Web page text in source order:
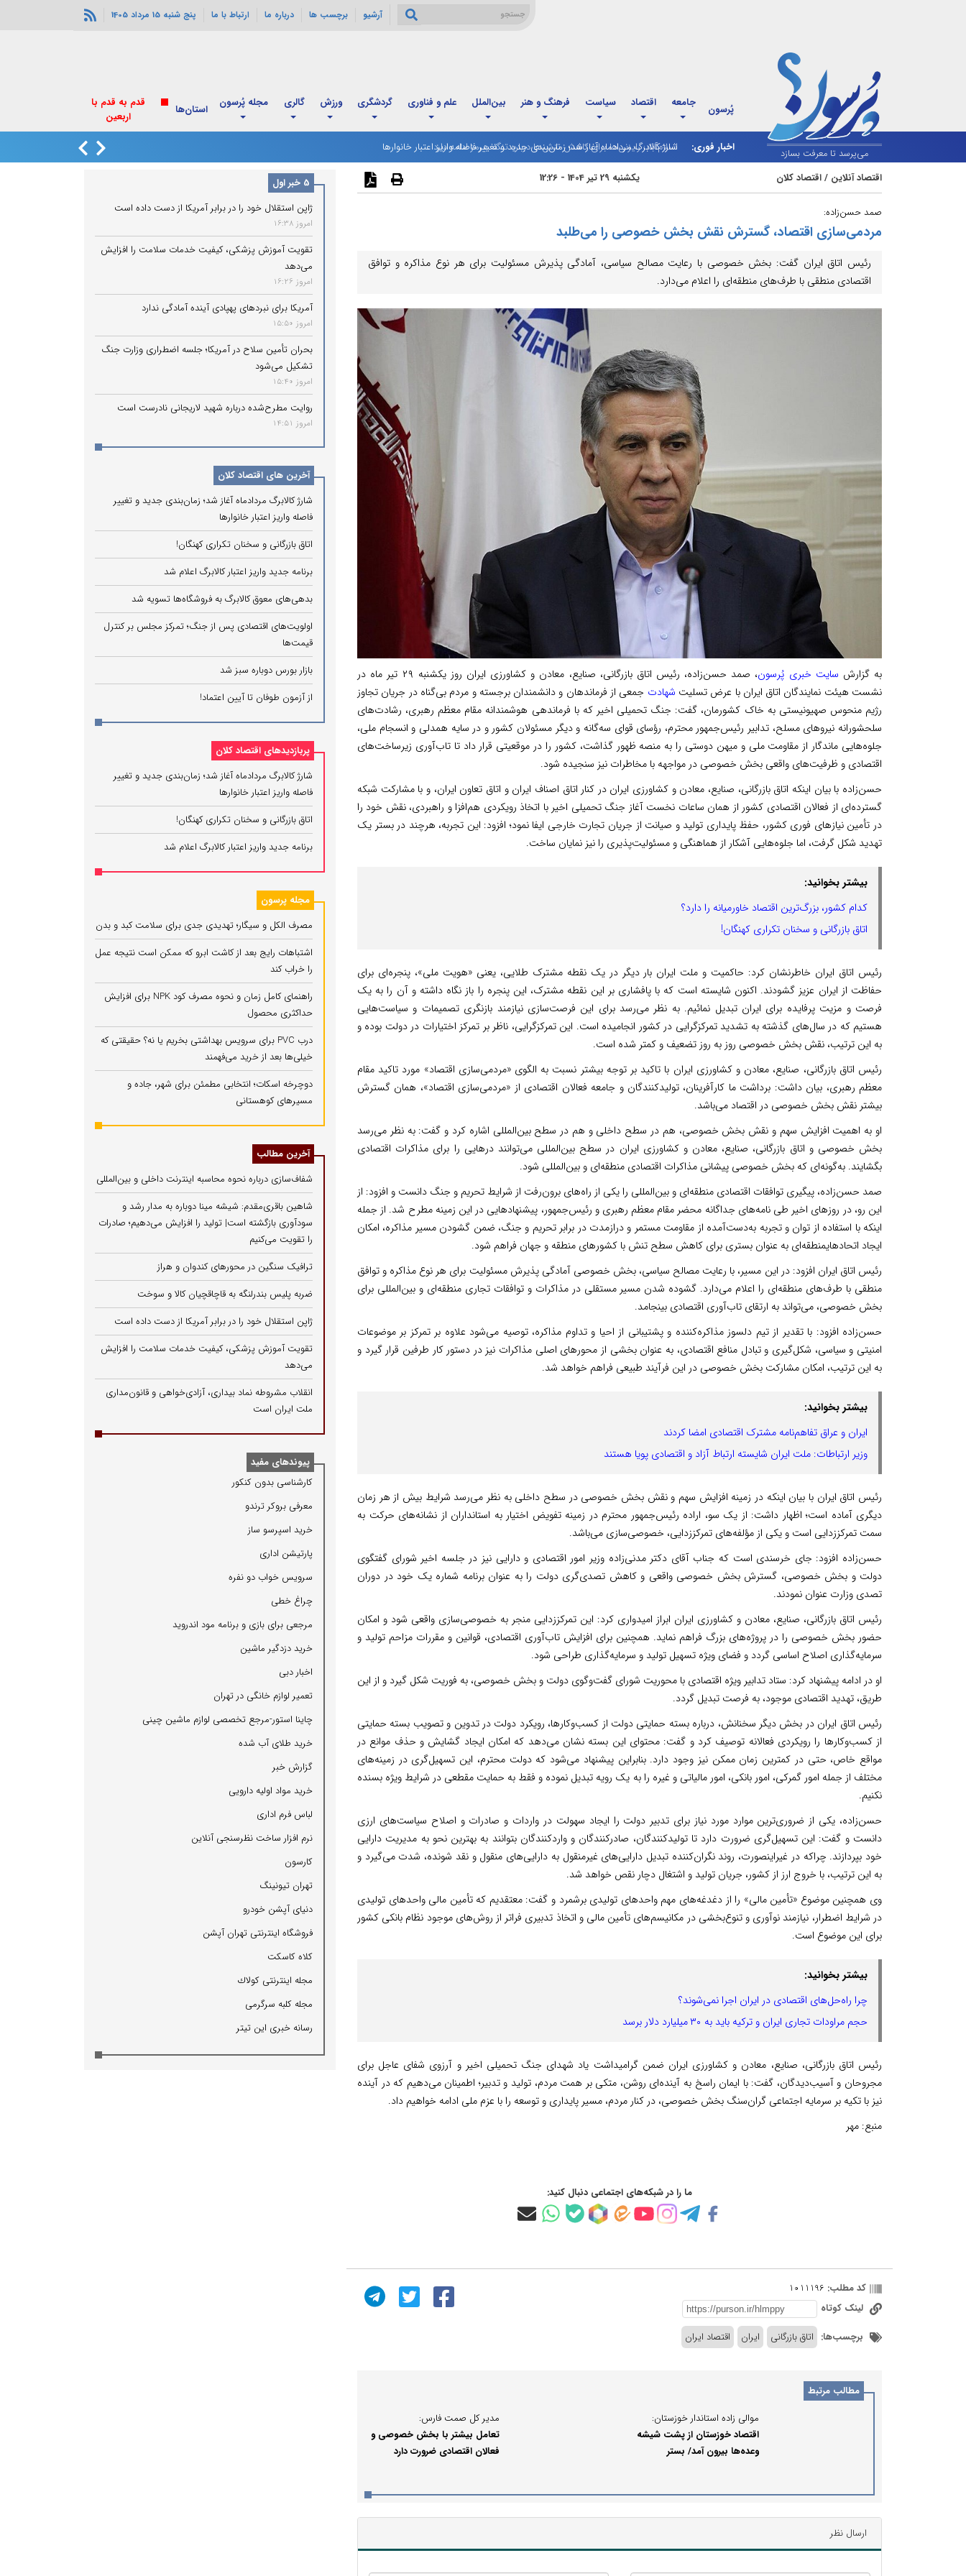
آرشیو برچسب ها درباره ما ارتباط با ما پنج شنبه 15 مرداد 1405
می‌پرسد تا معرفت بسازد
پُرسون جامعه اقتصاد سیاست فرهنگ و هنر بین‌الملل علم و فناوری گردشگری ورزش گالری مجله پُرسون استان‌ها
قدم به قدم با
اربعین
اخبار فوری:
شارژ کالابرگ مردادماه آغاز شد؛ زمان‌بندی جدید و تغییر فاصله واریز اعتبار خانوارها
اقتصاد آنلاین /اقتصاد کلان یکشنبه 29 تیر 1404 - 12:26
صمد حسن‌زاده:
مردمی‌سازی اقتصاد، گسترش نقش بخش خصوصی را می‌طلبد
رئیس اتاق ایران گفت: بخش خصوصی با رعایت مصالح سیاسی، آمادگی پذیرش مسئولیت برای هر نوع مذاکره و توافق
اقتصادی منطقی با طرف‌های منطقه‌ای را اعلام می‌دارد.
به گزارش سایت خبری پُرسون
، صمد حسن‌زاده، رئیس اتاق بازرگانی، صنایع، معادن و کشاورزی ایران روز یکشنبه ۲۹ تیر ماه در
نشست هیئت نمایندگان اتاق ایران با عرض تسلیت شهادت جمعی از فرماندهان و دانشمندان برجسته و مردم بی‌گناه در جریان تجاوز
رژیم منحوس صهیونیستی به خاک کشورمان، گفت: جنگ تحمیلی اخیر که با فرماندهی هوشمندانه مقام معظم رهبری، رشادت‌های
سلحشورانه نیروهای مسلح، تدابیر رئیس‌جمهور محترم، رؤسای قوای سه‌گانه و دیگر مسئولان کشور و در سایه همدلی و انسجام ملی،
جلوه‌هایی ماندگار از مقاومت ملی و میهن دوستی را به منصه ظهور گذاشت، کشور را در موقعیتی قرار داد تا تاب‌آوری زیرساخت‌های
اقتصادی و ظرفیت‌های واقعی بخش خصوصی در مواجهه با مخاطرات نیز سنجیده شود.
حسن‌زاده با بیان اینکه اتاق بازرگانی، صنایع، معادن و کشاورزی ایران در کنار اتاق اصناف ایران و اتاق تعاون ایران، و با مشارکت شبکه
گسترده‌ای از فعالان اقتصادی کشور از همان ساعات نخست آغاز جنگ تحمیلی اخیر با اتخاذ رویکردی هم‌افزا و راهبردی، نقش خود را
در تأمین نیازهای فوری کشور، حفظ پایداری تولید و صیانت از جریان تجارت خارجی ایفا نمود؛ افزود: این تجربه، هرچند در بستر یک
تهدید شکل گرفت، اما جلوه‌هایی آشکار از هماهنگی و مسئولیت‌پذیری را نیز نمایان ساخت.
بیشتر بخوانید:
کدام کشور، بزرگ‌ترین اقتصاد خاورمیانه را دارد؟
اتاق بازرگانی و سخنان تکراری کهنگان!
رئیس اتاق ایران خاطرنشان کرد: حاکمیت و ملت ایران بار دیگر در یک نقطه مشترک طلایی، یعنی «هویت ملی»، پنجره‌ای برای
حفاظت از ایران عزیز گشودند. اکنون شایسته است که با پافشاری بر این نقطه مشترک، این پنجره را باز نگاه داشته و آن را به یک
فرصت و مزیت پرفایده برای ایران تبدیل نمائیم. به نظر می‌رسد برای این فرصت‌سازی نیازمند بازنگری تصمیمات و سیاست‌هایی
هستیم که در سال‌های گذشته به تشدید تمرکزگرایی در کشور انجامیده است. این تمرکزگرایی، ناظر بر تمرکز اختیارات در دولت بوده و
به این ترتیب، نقش بخش خصوصی روز به روز تضعیف و کمتر شده است.
رئیس اتاق بازرگانی، صنایع، معادن و کشاورزی ایران با تاکید بر توجه بیشتر نسبت به الگوی «مردمی‌سازی اقتصاد» مورد تاکید مقام
معظم رهبری، بیان داشت: برداشت ما کارآفرینان، تولیدکنندگان و جامعه فعالان اقتصادی از «مردمی‌سازی اقتصاد»، همان گسترش
بیشتر نقش بخش خصوصی در اقتصاد می‌باشد.
او به اهمیت افزایش سهم و نقش بخش خصوصی، هم در سطح داخلی و هم در سطح بین‌المللی اشاره کرد و گفت: به نظر می‌رسد
بخش خصوصی و اتاق بازرگانی، صنایع، معادن و کشاورزی ایران در سطح بین‌المللی می‌توانند درهایی را برای مذاکرات اقتصادی
بگشایند. به‌گونه‌ای که بخش خصوصی پیشانی مذاکرات اقتصادی منطقه‌ای و بین‌المللی شود.
صمد حسن‌زاده، پیگیری توافقات اقتصادی منطقه‌ای و بین‌المللی را یکی از راه‌های برون‌رفت از شرایط تحریم و جنگ دانست و افزود: از
این رو، در روزهای اخیر طی نامه‌های جداگانه محضر مقام معظم رهبری و رئیس‌جمهور، پیشنهادهایی در این زمینه مطرح شد. از جمله
اینکه با استفاده از توان و تجربه به‌دست‌آمده از مقاومت مستمر و درازمدت در برابر تحریم و جنگ، ضمن گشودن مسیر مذاکره، امکان
ایجاد اتحادهایمنطقه‌ای به عنوان بستری برای کاهش سطح تنش با کشورهای منطقه و جهان فراهم شود.
رئیس اتاق ایران افزود: در این مسیر، با رعایت مصالح سیاسی، بخش خصوصی آمادگی پذیرش مسئولیت برای هر نوع مذاکره و توافق
منطقی با طرف‌های منطقه‌ای را اعلام می‌دارد. گشوده شدن مسیر مستقلی در مذاکرات و توافقات تجاری منطقه‌ای و بین‌المللی برای
بخش خصوصی، می‌تواند به ارتقای تاب‌آوری اقتصادی بینجامد.
حسن‌زاده افزود: با تقدیر از تیم دلسوز مذاکره‌کننده و پشتیبانی از احیا و تداوم مذاکره، توصیه می‌شود علاوه بر تمرکز بر موضوعات
امنیتی و سیاسی، شکل‌گیری و تبادل منافع اقتصادی، به عنوان بخشی از محورهای اصلی مذاکرات نیز در دستور کار طرفین قرار گیرد و
به این ترتیب، امکان مشارکت بخش خصوصی در این فرآیند طبیعی فراهم خواهد شد.
بیشتر بخوانید:
ایران و عراق تفاهم‌نامه مشترک اقتصادی امضا کردند
وزیر ارتباطات: ملت ایران شایسته ارتباط آزاد و اقتصادی پویا هستند
رئیس اتاق ایران با بیان اینکه در زمینه افزایش سهم و نقش بخش خصوصی در سطح داخلی به نظر می‌رسد شرایط بیش از هر زمان
دیگری آماده است؛ اظهار داشت: از یک سو، اراده رئیس‌جمهور محترم در زمینه تفویض اختیار به استانداران از نشانه‌های حرکت به
سمت تمرکززدایی است و یکی از مؤلفه‌های تمرکززدایی، خصوصی‌سازی می‌باشد.
حسن‌زاده افزود: جای خرسندی است که جناب آقای دکتر مدنی‌زاده وزیر امور اقتصادی و دارایی نیز در جلسه اخیر شورای گفتگوی
دولت و بخش خصوصی، گسترش بخش خصوصی واقعی و کاهش تصدی‌گری دولت را به عنوان برنامه شماره یک خود در دوران
تصدی وزارت عنوان نمودند.
رئیس اتاق بازرگانی، صنایع، معادن و کشاورزی ایران ابراز امیدواری کرد: این تمرکززدایی منجر به خصوصی‌سازی واقعی شود و امکان
حضور بخش خصوصی را در پروژه‌های بزرگ فراهم نماید. همچنین برای افزایش تاب‌آوری اقتصادی، قوانین و مقررات مزاحم تولید و
سرمایه‌گذاری اصلاح اساسی گردد و فضای ویژه تسهیل تولید و سرمایه‌گذاری طراحی شود.
او در ادامه پیشنهاد کرد: ستاد تدابیر ویژه اقتصادی با محوریت شورای گفت‌وگوی دولت و بخش خصوصی، به فوریت شکل گیرد و از این
طریق، تهدید اقتصادی موجود، به فرصت تبدیل گردد.
رئیس اتاق ایران در بخش دیگر سخنانش، درباره بسته حمایتی دولت از کسب‌وکارها، رویکرد دولت در تدوین و تصویب بسته حمایتی
از کسب‌وکارها را رویکردی فعالانه توصیف کرد و گفت: محتوای این بسته نشان می‌دهد که امکان ایجاد گشایش و حذف موانع در
مواقع خاص، حتی در کمترین زمان ممکن نیز وجود دارد. بنابراین پیشنهاد می‌شود که دولت محترم، این تسهیل‌گری در زمینه‌های
مختلف از جمله امور گمرکی، امور بانکی، امور مالیاتی و غیره را به یک رویه تبدیل نموده و فقط به حمایت مقطعی در شرایط ویژه بسنده
نکنیم.
حسن‌زاده، یکی از ضروری‌ترین موارد مورد نیاز برای تدبیر دولت را ایجاد سهولت در واردات و صادرات و اصلاح سیاست‌های ارزی
دانست و گفت: این تسهیل‌گری ضرورت دارد تا تولیدکنندگان، صادرکنندگان و واردکنندگان بتوانند به بهترین نحو به مدیریت دارایی
خود بپردازند. چراکه در غیراینصورت، روند نگران‌کننده تبدیل دارایی‌های غیرمنقول به دارایی‌های منقول و نقد شونده، شدت می‌گیرد و
به این ترتیب، با خروج ارز از کشور، جریان تولید و اشتغال دچار نقص خواهد شد.
وی همچنین موضوع «تأمین مالی» را از دغدغه‌های مهم واحدهای تولیدی برشمرد و گفت: معتقدیم که تأمین مالی واحدهای تولیدی
در شرایط اضطرار، نیازمند نوآوری و تنوع‌بخشی در مکانیسم‌های تأمین مالی و اتخاذ تدبیری فراتر از روش‌های موجود نظام بانکی کشور
برای این موضوع است.
بیشتر بخوانید:
چرا راه‌حل‌های اقتصادی در ایران اجرا نمی‌شوند؟
حجم مراودات تجاری ایران و ترکیه باید به ۳۰ میلیارد دلار برسد
رئیس اتاق بازرگانی، صنایع، معادن و کشاورزی ایران ضمن گرامیداشت یاد شهدای جنگ تحمیلی اخیر و آرزوی شفای عاجل برای
مجروحان و آسیب‌دیدگان، گفت: با ایمان راسخ به آینده‌ای روشن، متکی بر همت مردم، تولید و تدبیر؛ اطمینان می‌دهیم که در آینده
نیز با تکیه بر سرمایه اجتماعی گران‌سنگ بخش خصوصی، در کنار مردم، مسیر پایداری و توسعه را با عزم ملی ادامه خواهیم داد.
منبع: مهر
ما را در شبکه‌های اجتماعی دنبال کنید:
کد مطلب: 1011196
لینک کوتاه
برچسب‌ها: اتاق بازرگانی ایران اقتصاد ایران
مطالب مرتبط
موالی زاده استاندار خوزستان:
اقتصاد خوزستان از پشت شیشه
وعده‌ها بیرون آمد/ بستر
مدیر کل صمت فارس:
تعامل بیشتر با بخش خصوصی و
فعالان اقتصادی ضرورت دارد
ارسال نظر
5 خبر اول
ژاپن استقلال خود را در برابر آمریکا از دست داده است
امروز 16:38
تقویت آموزش پزشکی، کیفیت خدمات سلامت را افزایش
می‌دهد
امروز 16:26
آمریکا برای نبردهای پهپادی آینده آمادگی ندارد
امروز 15:50
بحران تأمین سلاح در آمریکا؛ جلسه اضطراری وزارت جنگ
تشکیل می‌شود
امروز 15:40
روایت مطرح‌شده درباره شهید لاریجانی نادرست است
امروز 14:51
آخرین های اقتصاد کلان
شارژ کالابرگ مردادماه آغاز شد؛ زمان‌بندی جدید و تغییر
فاصله واریز اعتبار خانوارها
اتاق بازرگانی و سخنان تکراری کهنگان!
برنامه جدید واریز اعتبار کالابرگ اعلام شد
بدهی‌های معوق کالابرگ به فروشگاه‌ها تسویه شد
اولویت‌های اقتصادی پس از جنگ؛ تمرکز مجلس بر کنترل
قیمت‌ها
بازار بورس دوباره سبز شد
از آزمون طوفان تا آیین اعتماد!
پربازدیدهای اقتصاد کلان
شارژ کالابرگ مردادماه آغاز شد؛ زمان‌بندی جدید و تغییر
فاصله واریز اعتبار خانوارها
اتاق بازرگانی و سخنان تکراری کهنگان!
برنامه جدید واریز اعتبار کالابرگ اعلام شد
مجله پرسون
مصرف الکل و سیگار؛ تهدیدی جدی برای سلامت کبد و بدن
اشتباهات رایج بعد از کاشت ابرو که ممکن است نتیجه عمل
را خراب کند
راهنمای کامل زمان و نحوه مصرف کود NPK برای افزایش
حداکثری محصول
درب PVC برای سرویس بهداشتی بخریم یا نه؟ حقیقتی که
خیلی‌ها بعد از خرید می‌فهمند
دوچرخه اسکات؛ انتخابی مطمئن برای شهر، جاده و
مسیرهای کوهستانی
آخرین مطالب
شفاف‌سازی درباره نحوه محاسبه اینترنت داخلی و بین‌المللی
شاهین باقری‌مقدم: شیشه مینا دوباره به مدار رشد و
سودآوری بازگشته است| تولید را افزایش می‌دهیم؛ صادرات
را تقویت می‌کنیم
ترافیک سنگین در محورهای کندوان و هراز
ضربه پلیس بندرلنگه به قاچاقچیان کالا و سوخت
ژاپن استقلال خود را در برابر آمریکا از دست داده است
تقویت آموزش پزشکی، کیفیت خدمات سلامت را افزایش
می‌دهد
انقلاب مشروطه نماد بیداری، آزادی‌خواهی و قانون‌مداری
ملت ایران است
پیوندهای مفید
كارشناسی بدون كنكور
معرفی بروكر ترندو
خرید اسپرسو ساز
پارتیشن اداری
سرویس خواب دو نفره
چراغ خطی
مرجعی برای بازی و برنامه مود اندروید
خرید دزدگیر ماشین
اخبار دبی
تعمیر لوازم خانگی در تهران
چاینا استور-مرجع تخصصی لوازم ماشین چینی
خرید طلای آب شده
گزارش خبر
خرید مواد اولیه دارویی
لباس فرم اداری
نرم افزار ساخت نظرسنجی آنلاین
كارسون
تهران تیونینگ
دنیای آپشن خودرو
فروشگاه اینترنتی تهران آپشن
كلاه كاسكت
مجله اینترنتی كولاك
مجله كلبه سرگرمی
رسانه خبری این تیتر